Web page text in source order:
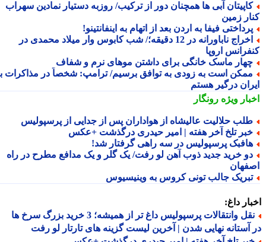
آبی ها همچنان دور از ترکیب/ روزبه دستیار نمادین سهراب
زمین
فیفا به اردن بعد از اتهام به اینفانتینو!
اخراج ناباورانه در 12 دقیقه؛/ شب کابوس وار میلاد محمدی در
اروپا
ماسک خانگی برای داشتن موهای نرم و شفاف
است به زودی به توافق برسیم/ ترامپ: شخصاً در مذاکرات با
درگیر هستم
ویژهرونگار
حلالیت عالیشاه از هواداران پس از جدایی از پرسپولیس
تلخ آخر هفته | امیر حیدری درگذشت +عکس
پرسپولیس در سه راهی گرفتار شد!
خرید جدید ذوب آهن لو رفت/ یک گلر و یک مدافع مطرح در راه
جالب تونی کروس به وینیسیوس
داغ:
نقل وانتقالات پرسپولیس داغ تر از همیشه؛ 3 خرید بزرگ سرخ ها
آستانه نهایی شدن | آخرین لیست گزینه های تارتار لو رفت